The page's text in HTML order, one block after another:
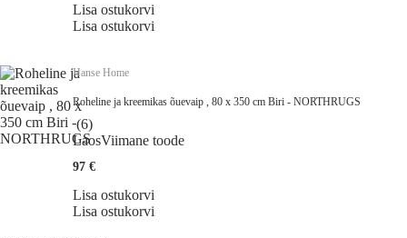
Lisa ostukorvi
Lisa ostukorvi
Hanse Home
Roheline ja kreemikas õuevaip , 80 x 350 cm Biri - NORTHRUGS
(6)
LaosViimane toode
97 €
Lisa ostukorvi
Lisa ostukorvi